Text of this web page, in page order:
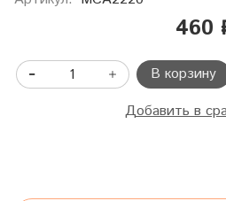
460
В корзину
Добавить в